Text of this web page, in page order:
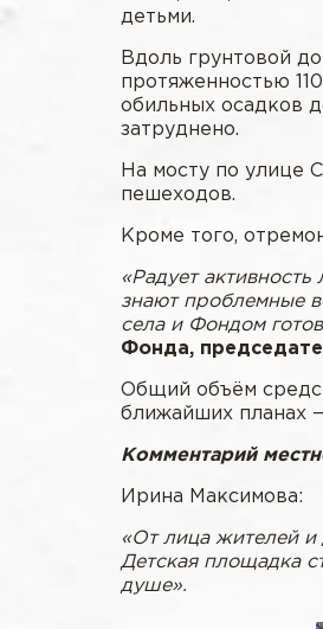
детьми.
Вдоль грунтовой
протяженностью
обильных осадков
затруднено.
На мосту по улице
пешеходов.
Кроме того,
«Радует
знают проблемные
села и Фондом
Фонда,
Общий объём
ближайших планах
Комментарий
Ирина Максимова:
«От лица жителей и
Детская площадка
душе».